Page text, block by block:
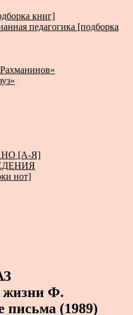
книг]
педагогика [подборка
[А-Я]
нот]
Ф.
(1989)